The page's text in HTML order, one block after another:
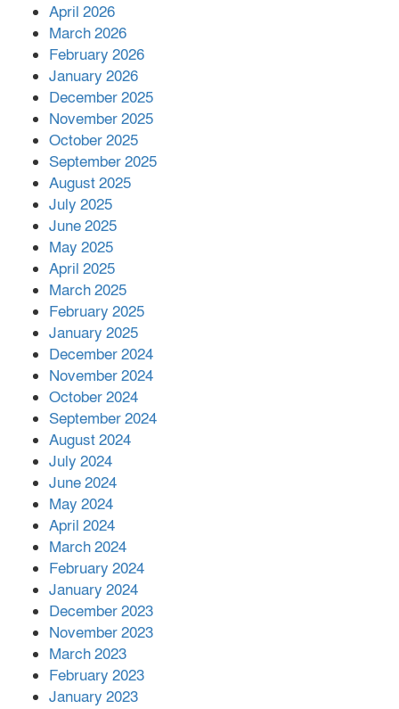
পর ফোন তারেক রহমানের,গ্যাস সঙ্কট
সহায়তা দিলেন সাচিং প্রু জেরী
April 2026
March 2026
February 2026
January 2026
December 2025
November 2025
October 2025
September 2025
August 2025
July 2025
June 2025
May 2025
April 2025
March 2025
February 2025
January 2025
December 2024
November 2024
October 2024
September 2024
August 2024
July 2024
June 2024
May 2024
April 2024
March 2024
February 2024
January 2024
December 2023
November 2023
March 2023
February 2023
January 2023